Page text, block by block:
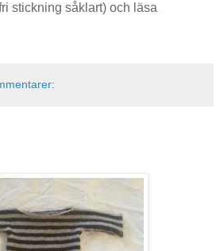
stickning såklart) och läsa